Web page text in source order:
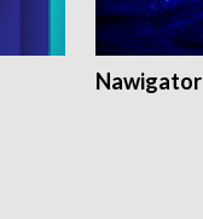
Nawigator